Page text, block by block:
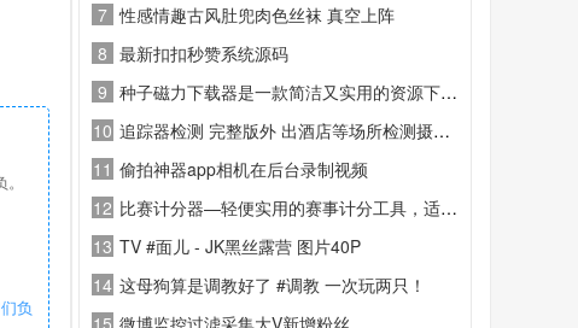
负
7 性感情趣古风肚兜肉色丝袜 真空上阵
8 最新扣扣秒赞系统源码
9 种子磁力下载器是一款简洁又实用的资源下载软件
10 追踪器检测 完整版外 出酒店等场所检测摄像偷拍等设备
11 偷拍神器app相机在后台录制视频
12 比赛计分器—轻便实用的赛事计分工具，适配篮球、羽毛球、乒乓球等多类竞技场景。
13 TV #面儿 - JK黑丝露营 图片40P
14 这母狗算是调教好了 #调教 一次玩两只！
15 微博监控过滤采集大V新增粉丝